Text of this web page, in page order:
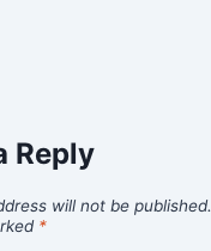
Reply
will not be published.
*